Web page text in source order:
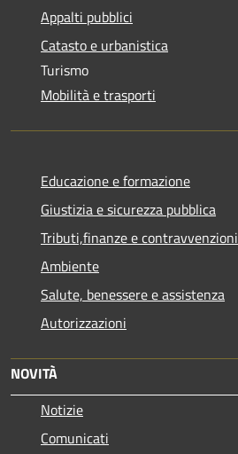
Appalti pubblici
Catasto e urbanistica
Turismo
Mobilità e trasporti
Educazione e formazione
Giustizia e sicurezza pubblica
Tributi,finanze e contravvenzioni
Ambiente
Salute, benessere e assistenza
Autorizzazioni
NOVITÀ
Notizie
Comunicati